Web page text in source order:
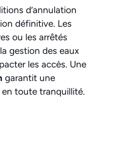
d’annulation
définitive. Les
ou les arrêtés
gestion des eaux
les accès. Une
garantit une
toute tranquillité.